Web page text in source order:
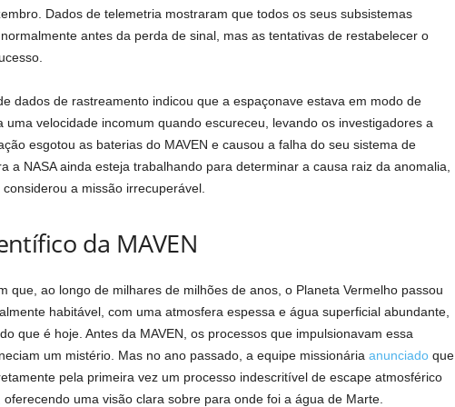
Dados de telemetria mostraram que todos os seus subsistemas
antes da perda de sinal, mas as tentativas de restabelecer o
dados de rastreamento indicou que a espaçonave estava em modo de
uma velocidade incomum quando escureceu, levando os investigadores a
esgotou as baterias do MAVEN e causou a falha do seu sistema de
a NASA ainda esteja trabalhando para determinar a causa raiz da anomalia,
a missão irrecuperável.
da MAVEN
que, ao longo de milhares de milhões de anos, o Planeta Vermelho passou
habitável, com uma atmosfera espessa e água superficial abundante,
que é hoje. Antes da MAVEN, os processos que impulsionavam essa
um mistério. Mas no ano passado, a equipe missionária anunciadoque
pela primeira vez um processo indescritível de escape atmosférico
oferecendo uma visão clara sobre para onde foi a água de Marte.